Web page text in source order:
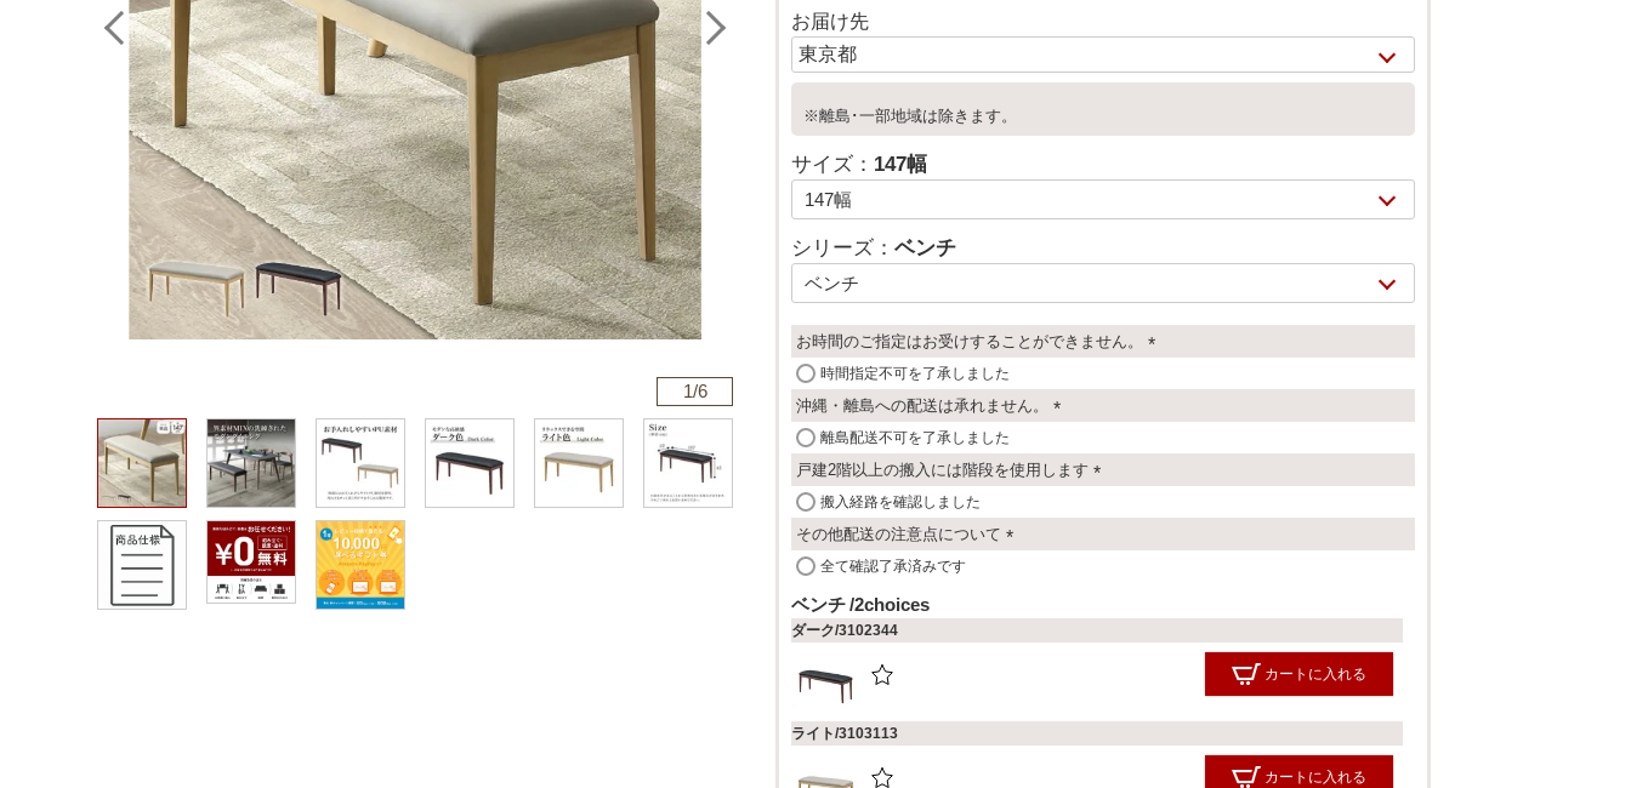
1/6 2/6
お届け先
※離島･一部地域は除きます。
サイズ： 147幅
シリーズ： ベンチ
お時間のご指定はお受けすることができません。
必
時間指定不可を了承しました
沖縄・離島への配送は承れません。
必
須
離島配送不可を了承しました
戸建2階以上の搬入には階段を使用します
必
搬入経路を確認しました
その他配送の注意点について
全て確認了承済みです
ベンチ 2choices
ダーク/3102344
カートに入れる
ライト/3103113
カートに入れる